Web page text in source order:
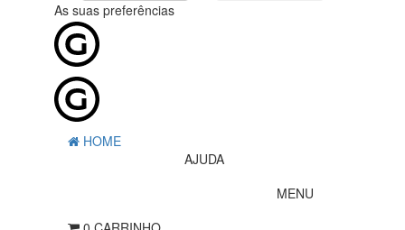
As suas preferências
HOME
AJUDA
MENU